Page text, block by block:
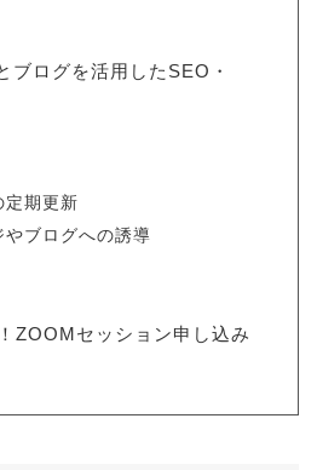
ブログを活用したSEO・
定期更新
やブログへの誘導
ZOOMセッション申し込み